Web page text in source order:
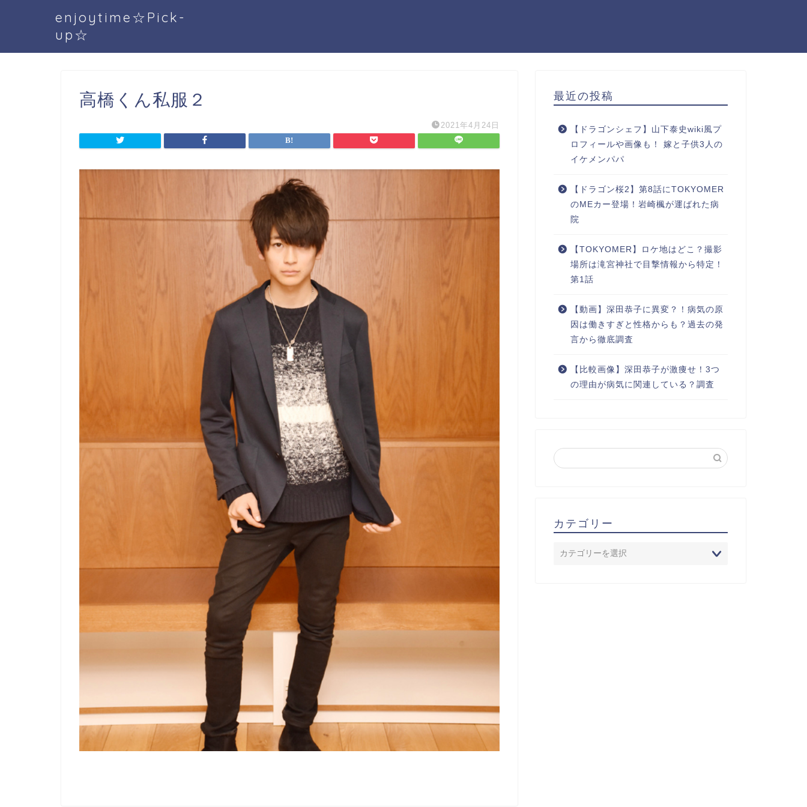
enjoytime☆Pick-
up☆
高橋くん私服２
2021年4月24日
最近の投稿
【ドラゴンシェフ】山下泰史wiki風プ
ロフィールや画像も！ 嫁と子供3人の
イケメンパパ
【ドラゴン桜2】第8話にTOKYOMER
のMEカー登場！岩崎楓が運ばれた病
院
【TOKYOMER】ロケ地はどこ？撮影
場所は滝宮神社で目撃情報から特定！
第1話
【動画】深田恭子に異変？！病気の原
因は働きすぎと性格からも？過去の発
言から徹底調査
【比較画像】深田恭子が激痩せ！3つ
の理由が病気に関連している？調査
カテゴリー